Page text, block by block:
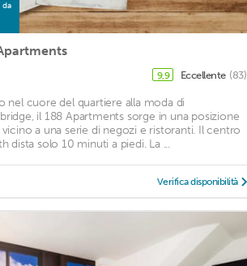
da
9,9 Eccellente (83)
nel cuore del quartiere alla moda di
il 188 Apartments sorge in una posizione
vicino a una serie di negozi e ristoranti. Il centro
dista solo 10 minuti a piedi. La ...
Verifica disponibilità